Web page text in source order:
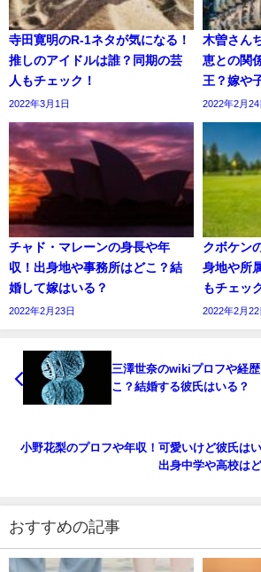
寺田寛明のR-1ネタが気になる！
推しのアイドルは誰？同期の芸
人もチェック！
2022年3月1日
木曽さん
恵との関
王？嫁や
2022年2月24
チャド・マレーンの身長や年
収！出身地や事務所はどこ？結
婚して嫁はいる？
2022年2月23日
クボケン
身地や所
もチェッ
2022年2月22
三澤世奈のwikiプロフや経
こ？結婚する彼氏はいる？
小野花梨のプロフや年収！可愛いけど彼氏は
出身中学や高校は
おすすめの記事